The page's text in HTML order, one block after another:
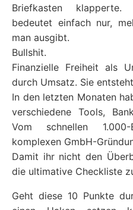
Briefkasten klapperte.
bedeutet einfach nur,
man ausgibt.
Bullshit.
Finanzielle Freiheit als
durch Umsatz. Sie
In den letzten Monaten
verschiedene Tools,
Vom schnellen
komplexen GmbH-
Damit ihr nicht den
die ultimative Checkliste
Geht diese 10 Punkte